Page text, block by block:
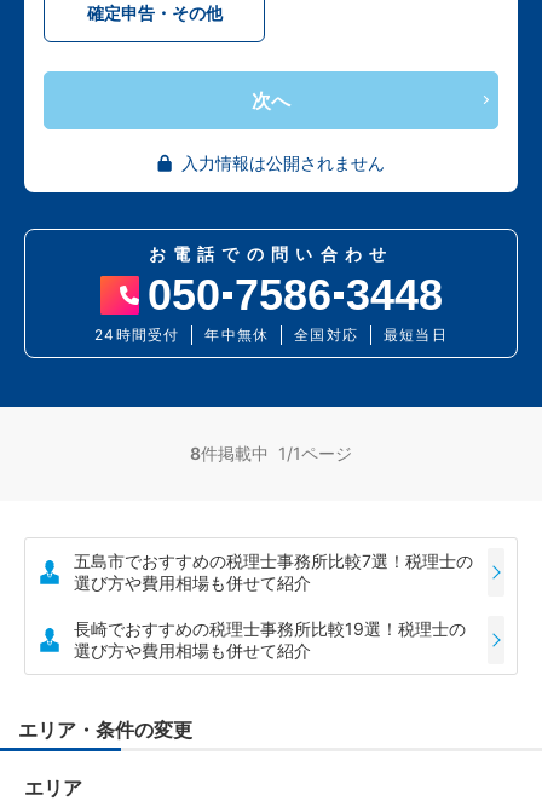
確定申告・その他
次へ
入力情報は公開されません
お電話での問い合わせ
050 7586 3448
24時間受付 年中無休 全国対応 最短当日
8件掲載中 1/1ページ
五島市でおすすめの税理士事務所比較7選！税理士の
選び方や費用相場も併せて紹介
長崎でおすすめの税理士事務所比較19選！税理士の
選び方や費用相場も併せて紹介
エリア・条件の変更
エリア